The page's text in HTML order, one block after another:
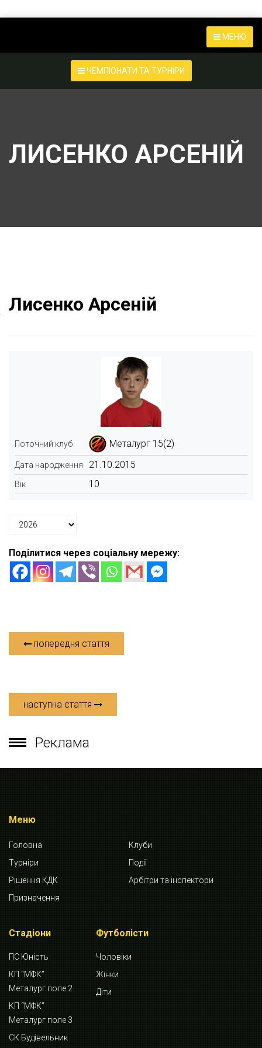
МЕНЮ
ЧЕМПІОНАТИ ТА ТУРНІРИ
ЛИСЕНКО АРСЕНІЙ
Лисенко Арсеній
Поточний клуб Металург 15(2)
Дата народження 21.10.2015
Вік 10
Поділитися через соціальну мережу:
попередня стаття
наступна стаття
Реклама
Меню
Головна
Клуби
Турніри
Події
Рішення КДК
Арбітри та інспектори
Призначення
Стадіони
ПС Юність
КП “МФК”
Металург поле 2
КП “МФК”
Металург поле 3
СК Будівельник
Футболісти
Чоловіки
Жінки
Діти